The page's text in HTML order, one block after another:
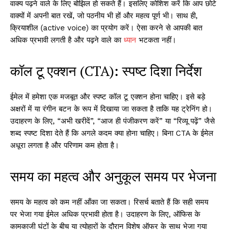
वाक्य पढ़ने वाले के लिए बोझिल हो सकते हैं। इसलिए कोशिश करें कि आप छोटे
वाक्यों में अपनी बात रखें, जो पठनीय भी हों और महत्व पूर्ण भी। साथ ही,
क्रियाशील (active voice) का प्रयोग करें। ऐसा करने से आपकी बात
अधिक प्रभावी लगती है और पढ़ने वाले का ध्यान भटकता नहीं।
कॉल टू एक्शन (CTA): स्पष्ट दिशा निर्देश
ईमेल में हमेशा एक मजबूत और स्पष्ट कॉल टू एक्शन होना चाहिए। इसे बड़े
अक्षरों में या रंगीन बटन के रूप में दिखाया जा सकता है ताकि यह ट्रेनिंग हो।
उदाहरण के लिए, “अभी खरीदें”, “आज ही पंजीकरण करें” या “रिव्यू पढ़ें” जैसे
शब्द स्पष्ट दिशा देते हैं कि अगले कदम क्या होना चाहिए। बिना CTA के ईमेल
अधूरा लगता है और परिणाम कम होता है।
समय का महत्व और अनुकूल समय पर भेजना
समय के महत्व को कम नहीं आँका जा सकता। रिसर्च बताते हैं कि सही समय
पर भेजा गया ईमेल अधिक प्रभावी होता है। उदाहरण के लिए, ऑफिस के
कामकाजी घंटों के बीच या त्योहारों के दौरान विशेष ऑफर के साथ भेजा गया